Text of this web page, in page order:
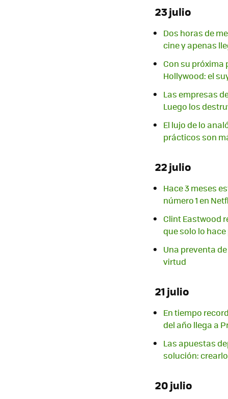
23 julio
Dos horas de
cine y apenas
Con su próxima
Hollywood: el
Las empresas
Luego los
El lujo de lo
prácticos son
22 julio
Hace 3 meses
número 1 en
Clint Eastwood
que solo lo
Una preventa
virtud
21 julio
En tiempo
del año llega a
Las apuestas
solución:
20 julio